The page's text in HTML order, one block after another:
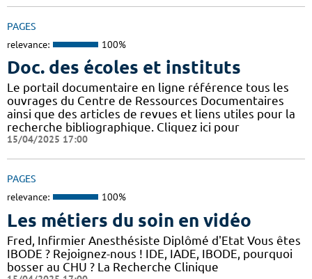
PAGES
relevance: 100%
Doc. des écoles et instituts
Le portail documentaire en ligne référence tous les
ouvrages du Centre de Ressources Documentaires
ainsi que des articles de revues et liens utiles pour la
recherche bibliographique. Cliquez ici pour
15/04/2025 17:00
PAGES
relevance: 100%
Les métiers du soin en vidéo
Fred, Infirmier Anesthésiste Diplômé d'Etat Vous êtes
IBODE ? Rejoignez-nous ! IDE, IADE, IBODE, pourquoi
bosser au CHU ? La Recherche Clinique